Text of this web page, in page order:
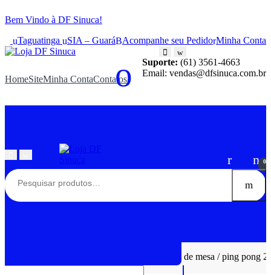
Bem Vindo à DF Sinuca!
Taguatinga
SIA – Guará Acompanhe seu Pedido Minha Conta
HomeSiteMinha ContaContatos
Suporte: (61) 3561-4663
Email: vendas@dfsinuca.com.br
Todas as Categorias
0
Raquete de tênis de mesa / ping pong